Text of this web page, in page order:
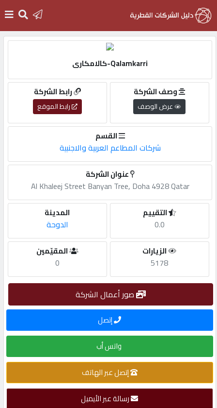
دخول
التسجيل
أضف
اعلانك
مطلوب
اشتراك
الاحصائيات
شركات
مميزة
Qalamkarri-كالامكارى
رابط الشركة
رابط الموقع
وصف الشركة
عرض الوصف
القسم
شركات المطاعم العربية والاجنبية
عنوان الشركة
Al Khaleej Street Banyan Tree, Doha 4928 Qatar
المدينة
الدوحة
التقييم
0.0
المقيّمين
0
الزيارات
5178
صور أعمال الشركة
إتصل
واتس أب
إتصل عبر الهاتف
رسالة عبر الأيميل